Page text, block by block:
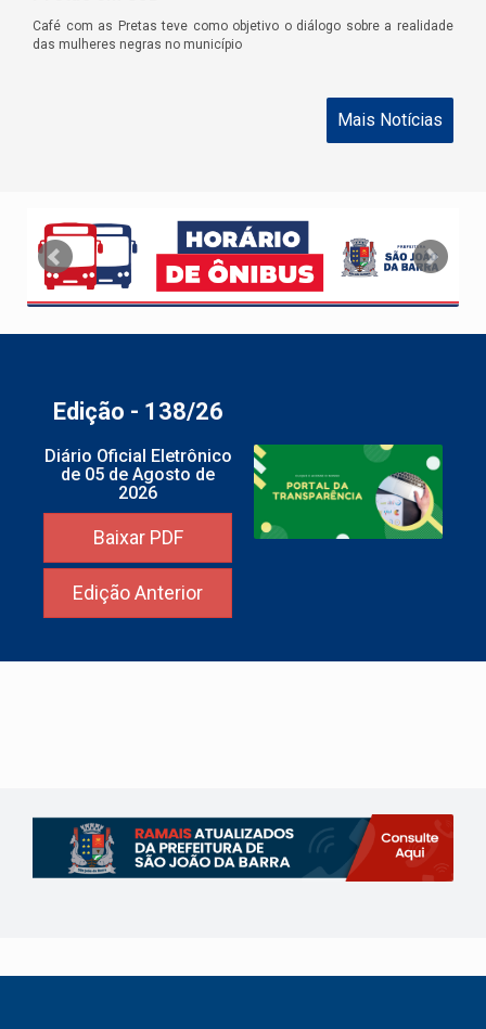
Café com as Pretas teve como objetivo o diálogo sobre a realidade
das mulheres negras no município
Mais Notícias
Edição - 138/26
Diário Oficial Eletrônico
de 05 de Agosto de
2026
Baixar PDF
Edição Anterior